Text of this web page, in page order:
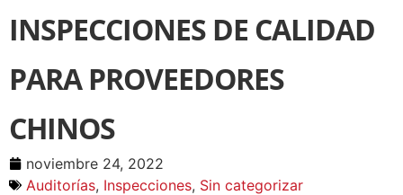
INSPECCIONES DE CALIDAD
PARA PROVEEDORES
CHINOS
noviembre 24, 2022
Auditorías, Inspecciones, Sin categorizar